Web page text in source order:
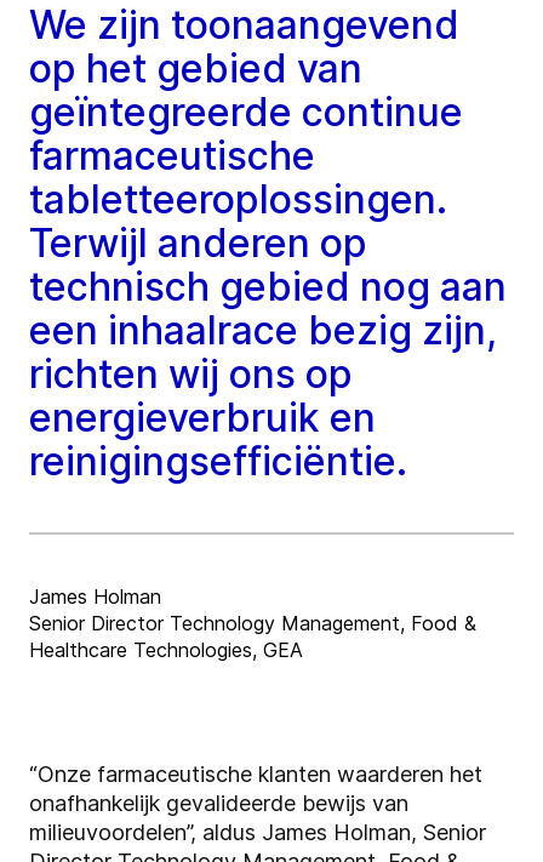
We zijn toonaangevend
op het gebied van
geïntegreerde continue
farmaceutische
tabletteeroplossingen.
Terwijl anderen op
technisch gebied nog aan
een inhaalrace bezig zijn,
richten wij ons op
energieverbruik en
reinigingsefficiëntie.
James Holman
Senior Director Technology Management, Food &
Healthcare Technologies, GEA
“Onze farmaceutische klanten waarderen het
onafhankelijk gevalideerde bewijs van
milieuvoordelen”, aldus James Holman, Senior